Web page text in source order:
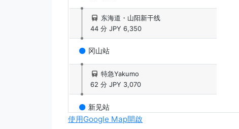
东海道・山阳新干线
44 分 JPY 6,350
冈山站
特急Yakumo
62 分 JPY 3,070
新见站
使用Google Map開啟